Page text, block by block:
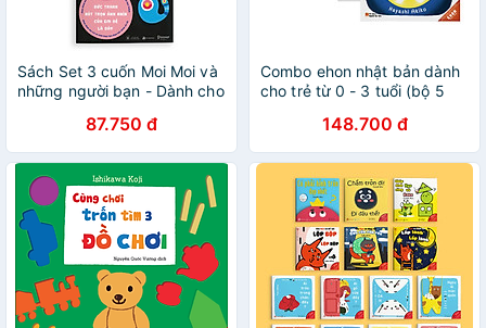
Sách Set 3 cuốn Moi Moi và
những người bạn - Dành cho
87.750 đ
Combo ehon nhật bản dành
cho trẻ từ 0 - 3 tuổi (bộ 5
148.700 đ